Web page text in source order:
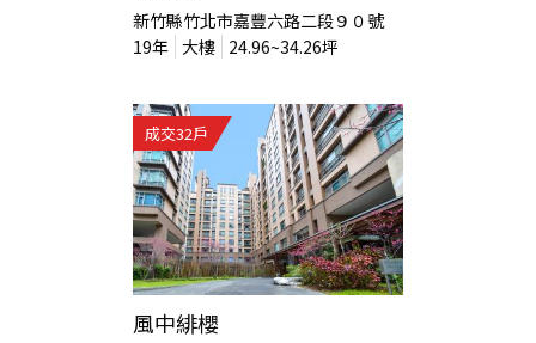
新竹縣竹北市嘉豐六路二段９０號
19年 大樓 24.96~34.26坪
成交32戶
風中緋櫻